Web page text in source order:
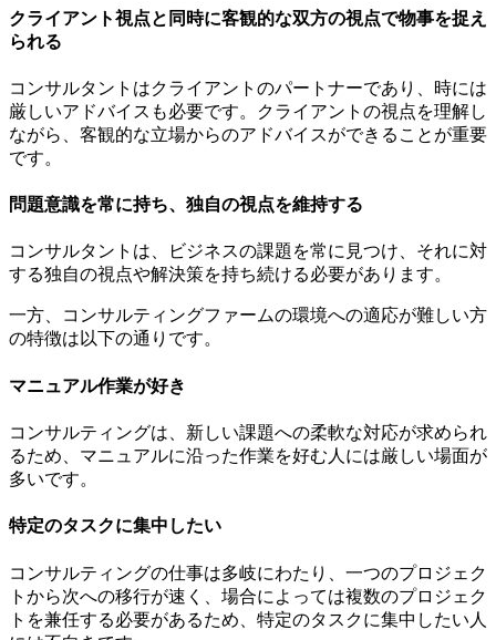
クライアント視点と同時に客観的な双方の視点で物事を捉え
られる
コンサルタントはクライアントのパートナーであり、時には
厳しいアドバイスも必要です。クライアントの視点を理解し
ながら、客観的な立場からのアドバイスができることが重要
です。
問題意識を常に持ち、独自の視点を維持する
コンサルタントは、ビジネスの課題を常に見つけ、それに対
する独自の視点や解決策を持ち続ける必要があります。
一方、コンサルティングファームの環境への適応が難しい方
の特徴は以下の通りです。
マニュアル作業が好き
コンサルティングは、新しい課題への柔軟な対応が求められ
るため、マニュアルに沿った作業を好む人には厳しい場面が
多いです。
特定のタスクに集中したい
コンサルティングの仕事は多岐にわたり、一つのプロジェク
トから次への移行が速く、場合によっては複数のプロジェク
トを兼任する必要があるため、特定のタスクに集中したい人